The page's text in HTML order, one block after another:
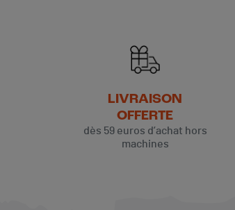
LIVRAISON
OFFERTE
dès 59 euros d’achat hors
machines